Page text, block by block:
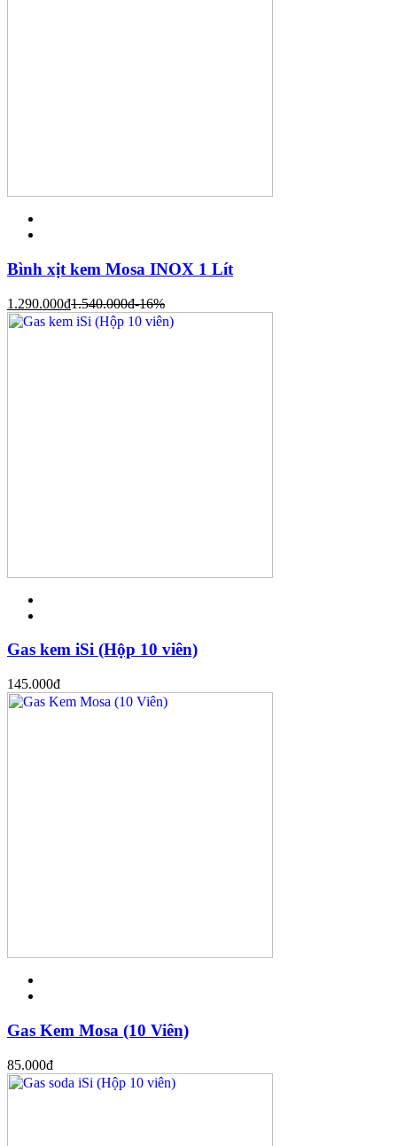
Bình xịt kem Mosa INOX 1 Lít
1.290.000đ1.540.000đ-16%
Gas kem iSi (Hộp 10 viên)
145.000đ
Gas Kem Mosa (10 Viên)
85.000đ